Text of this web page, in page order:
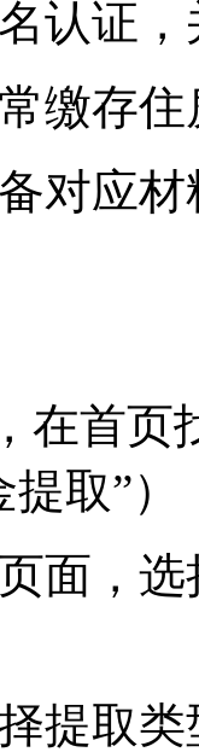
认证
缴存
对应
在首页
提取”）
面，
提取类